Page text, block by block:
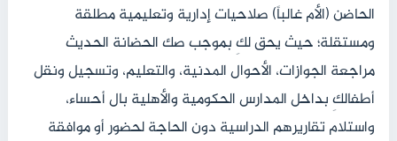
الحاضن (الأم غالباً) صلاحيات إدارية وتعليمية مطلقة
ومستقلة؛ حيث يحق لكِ بموجب صك الحضانة الحديث
مراجعة الجوازات، الأحوال المدنية، والتعليم، وتسجيل ونقل
أطفالكِ بداخل المدارس الحكومية والأهلية بال أحساء،
واستلام تقاريرهم الدراسية دون الحاجة لحضور أو موافقة